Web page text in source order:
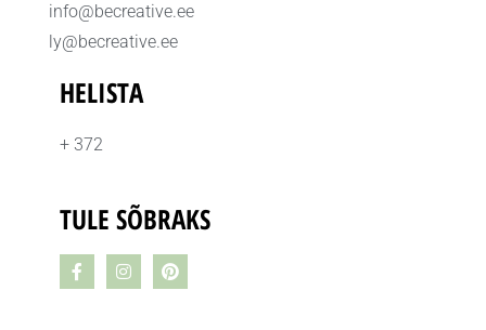
info@becreative.ee
ly@becreative.ee
HELISTA
+ 372
TULE SÕBRAKS